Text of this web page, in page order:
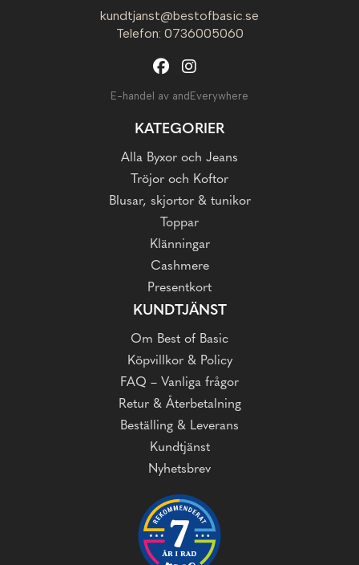
kundtjanst@bestofbasic.se
Telefon: 0736005060
E-handel av andEverywhere
KATEGORIER
Alla Byxor och Jeans
Tröjor och Koftor
Blusar, skjortor & tunikor
Toppar
Klänningar
Cashmere
Presentkort
KUNDTJÄNST
Om Best of Basic
Köpvillkor & Policy
FAQ – Vanliga frågor
Retur & Återbetalning
Beställing & Leverans
Kundtjänst
Nyhetsbrev